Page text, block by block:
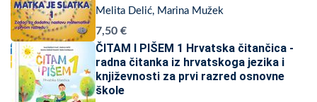
Melita Delić, Marina Mužek
7,50 €
ČITAM I PIŠEM 1 Hrvatska čitančica -
radna čitanka iz hrvatskoga jezika i
književnosti za prvi razred osnovne
škole